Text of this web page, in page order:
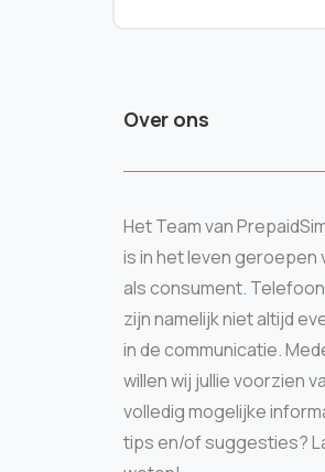
Over ons
Het Team van
is in het leven geroepen
als consument.
zijn namelijk niet altijd
in de communicatie.
willen wij jullie voorzien
volledig mogelijke
tips en/of suggesties?